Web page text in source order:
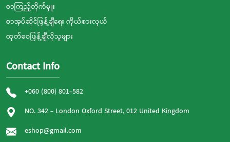
စာကြည့်တိုက်မှူး
စာအုပ်ဆိုင်ဖြန့်ချီရေး ကိုယ်စားလှယ်
ထုတ်ဝေဖြန့်ချီလိုသူများ
Contact Info
+060 (800) 801-582
NO. 342 - London Oxford Street, 012 United Kingdom
eshop@gmail.com